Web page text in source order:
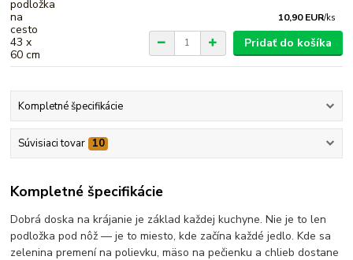
10,90 EUR/ks
Pridať do košíka
Kompletné špecifikácie
Súvisiaci tovar 10
Kompletné špecifikácie
Dobrá doska na krájanie je základ každej kuchyne. Nie je to len
podložka pod nôž — je to miesto, kde začína každé jedlo. Kde sa
zelenina premení na polievku, mäso na pečienku a chlieb dostane